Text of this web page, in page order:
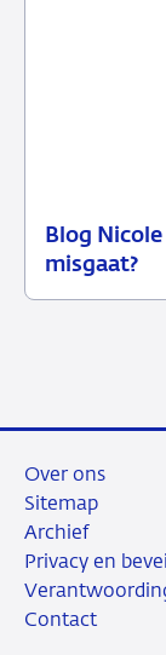
Blog
misgaat?
19
Blog
Over ons
Sitemap
Archief
Privacy en
Contact